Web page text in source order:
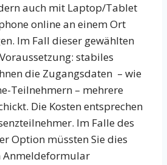
auch mit Laptop/Tablet
online an einem Ort
Im Fall dieser gewählten
stabiles
die Zugangsdaten – wie
Teilnehmern – mehrere
Die Kosten entsprechen
Im Falle des
Option müssten Sie dies
Anmeldeformular